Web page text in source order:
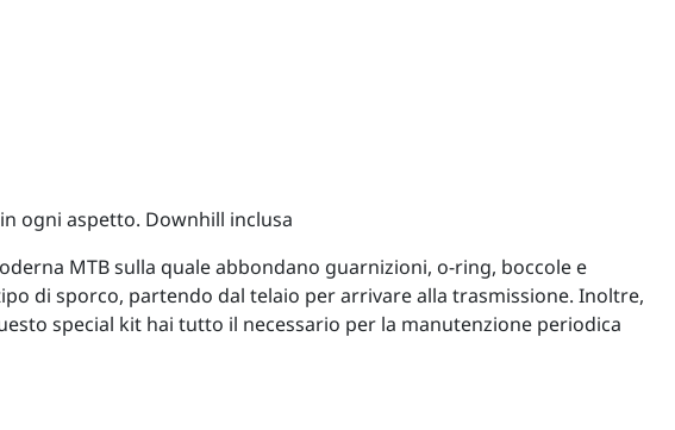
ogni aspetto. Downhill inclusa
MTB sulla quale abbondano guarnizioni, o-ring, boccole e
di sporco, partendo dal telaio per arrivare alla trasmissione. Inoltre,
special kit hai tutto il necessario per la manutenzione periodica